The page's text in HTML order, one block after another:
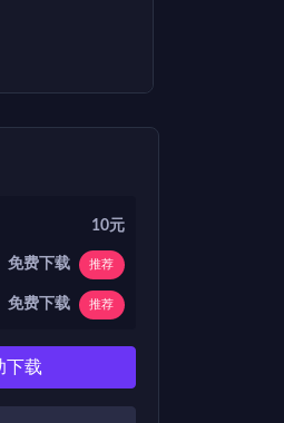
10元
免费下载 推荐
免费下载 推荐
下载